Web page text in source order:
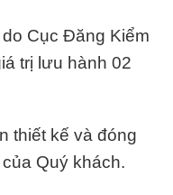
Cục Đăng Kiểm
trị lưu hành 02
thiết kế và đóng
Quý khách.